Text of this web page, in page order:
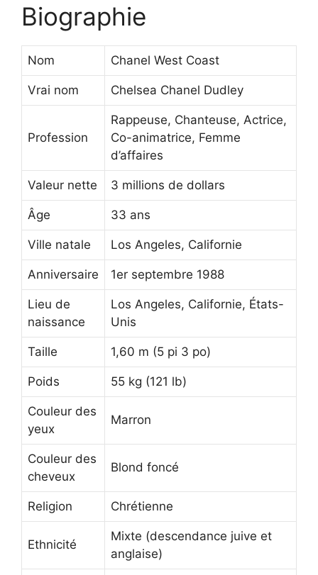
Biographie
Nom Chanel West Coast
Vrai nom Chelsea Chanel Dudley
Profession
Rappeuse, Chanteuse, Actrice,
Co-animatrice, Femme
d’affaires
Valeur nette 3 millions de dollars
Âge 33 ans
Ville natale Los Angeles, Californie
Anniversaire 1er septembre 1988
Lieu de
naissance
Los Angeles, Californie, États-
Unis
Taille 1,60 m (5 pi 3 po)
Poids 55 kg (121 lb)
Couleur des
yeux
Marron
Couleur des
cheveux
Blond foncé
Religion Chrétienne
Ethnicité
Mixte (descendance juive et
anglaise)